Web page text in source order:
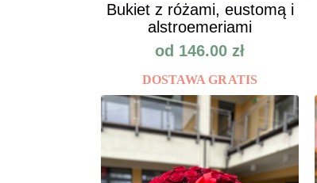
Bukiet z różami, eustomą i
alstroemeriami
od 146.00 zł
DOSTAWA GRATIS